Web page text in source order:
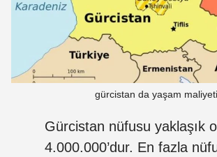
gürcistan da yaşam maliyeti
Gürcistan nüfusu yaklaşık
4.000.000’dur. En fazla